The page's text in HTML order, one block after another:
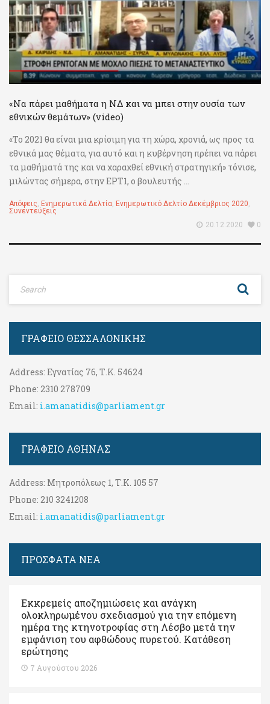
«Να πάρει μαθήματα η ΝΔ και να μπει στην ουσία των
εθνικών θεμάτων» (video)
«Το 2021 θα είναι μια κρίσιμη για τη χώρα, χρονιά, ως προς τα
εθνικά μας θέματα, για αυτό και η κυβέρνηση πρέπει να πάρει
τα μαθήματά της και να χαραχθεί εθνική στρατηγική» τόνισε,
μιλώντας σήμερα, στην ΕΡΤ1, ο βουλευτής ...
Απόψεις, Ενημερωτικά Δελτία, Ενημερωτικό Δελτίο Δεκέμβριος 2020,
Συνεντεύξεις
20.12.2020
0
ΓΡΑΦΕΊΟ ΘΕΣΣΑΛΟΝΊΚΗΣ
Address: Εγνατίας 76, Τ.Κ. 54624
Phone: 2310 278709
Email: i.amanatidis@parliament.gr
ΓΡΑΦΕΊΟ ΑΘΉΝΑΣ
Address: Μητροπόλεως 1, Τ.Κ. 105 57
Phone: 210 3241208
Email: i.amanatidis@parliament.gr
ΠΡΟΣΦΑΤΑ ΝΕΑ
Εκκρεμείς αποζημιώσεις και ανάγκη
ολοκληρωμένου σχεδιασμού για την επόμενη
ημέρα της κτηνοτροφίας στη Λέσβο μετά την
εμφάνιση του αφθώδους πυρετού. Kατάθεση
ερώτησης
7 Αυγούστου 2026